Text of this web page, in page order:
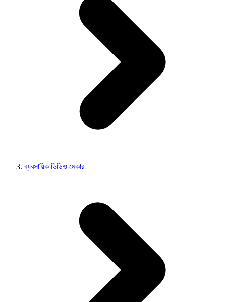
ব্যবসায়িক ভিডিও মেকার